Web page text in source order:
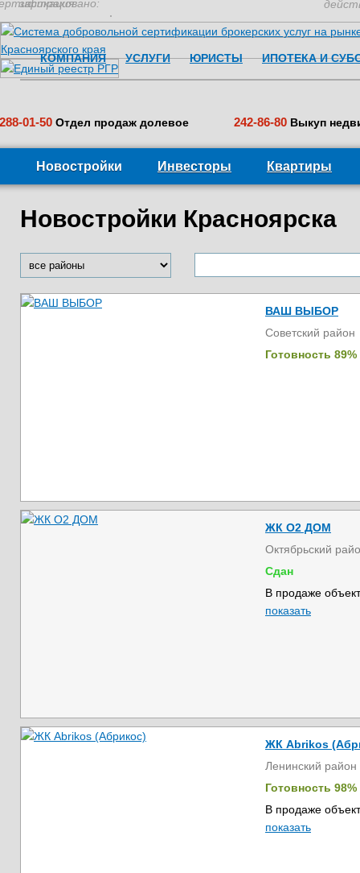
застраховано:
КОМПАНИЯ УСЛУГИ ЮРИСТЫ ИПОТЕКА И
288-01-50 Отдел продаж долевое 242-86-80 Выкуп
Новостройки Инвесторы Квартиры
Новостройки Красноярска
ВАШ ВЫБОР
Советский район
Готовность 89%
ЖК О2 ДОМ
Октябрьский
Сдан
В продаже
показать
ЖК Abrikos
Ленинский район
Готовность 98%
В продаже
показать